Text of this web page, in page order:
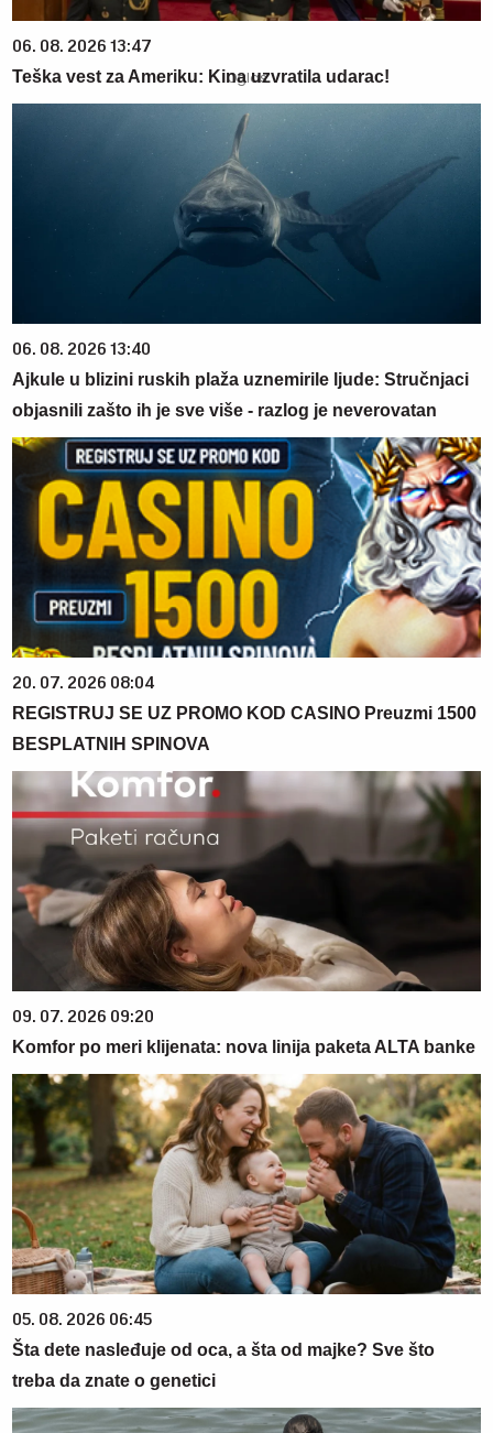
06. 08. 2026 13:47
Teška vest za Ameriku: Kina uzvratila udarac!
06. 08. 2026 13:40
Ajkule u blizini ruskih plaža uznemirile ljude: Stručnjaci
objasnili zašto ih je sve više - razlog je neverovatan
20. 07. 2026 08:04
REGISTRUJ SE UZ PROMO KOD CASINO Preuzmi 1500
BESPLATNIH SPINOVA
09. 07. 2026 09:20
Komfor po meri klijenata: nova linija paketa ALTA banke
05. 08. 2026 06:45
Šta dete nasleđuje od oca, a šta od majke? Sve što
treba da znate o genetici